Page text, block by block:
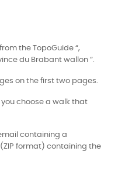
the TopoGuide “,
du Brabant wallon ”.
on the first two pages.
you choose a walk that
containing a
format) containing the